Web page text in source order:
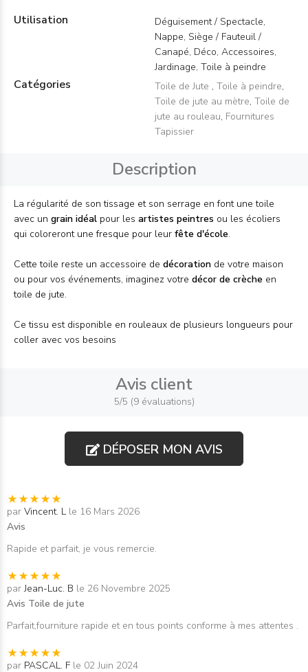
Utilisation
Déguisement / Spectacle,
Nappe, Siège / Fauteuil /
Canapé, Déco, Accessoires,
Jardinage, Toile à peindre
Catégories Toile de Jute , Toile à peindre,
Toile de jute au mètre, Toile de
jute au rouleau, Fournitures
Tapissier
Description
La régularité de son tissage et son serrage en font une toile
avec un grain idéal pour les artistes peintres ou les écoliers
qui coloreront une fresque pour leur fête d'école.
Cette toile reste un accessoire de décoration de votre maison
ou pour vos événements, imaginez votre décor de crèche en
toile de jute.
Ce tissu est disponible en rouleaux de plusieurs longueurs pour
coller avec vos besoins
Avis client
5/5 (9 évaluations)
DÉPOSER MON AVIS
par Vincent. L le 16 Mars 2026
Avis
Rapide et parfait, je vous remercie.
parJean-Luc. B le 26 Novembre 2025
Avis Toile de jute
Parfait,fourniture rapide et en tous points conforme à mes attentes .
par PASCAL. F le 02 Juin 2024